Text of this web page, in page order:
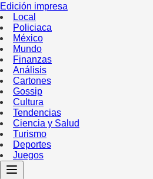
Edición impresa
Local
Policiaca
México
Mundo
Finanzas
Análisis
Cartones
Gossip
Cultura
Tendencias
Ciencia y Salud
Turismo
Deportes
Juegos